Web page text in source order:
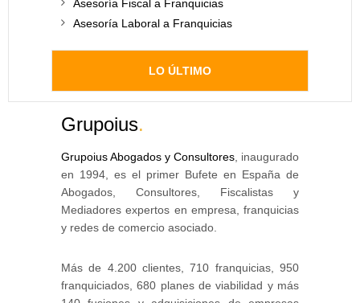
Asesoría Fiscal a Franquicias
Asesoría Laboral a Franquicias
LO ÚLTIMO
Grupoius.
Grupoius Abogados y Consultores , inaugurado
en 1994, es el primer Bufete en España de
Abogados, Consultores, Fiscalistas y
Mediadores expertos en empresa, franquicias
y redes de comercio asociado.
Más de 4.200 clientes, 710 franquicias, 950
franquiciados, 680 planes de viabilidad y más